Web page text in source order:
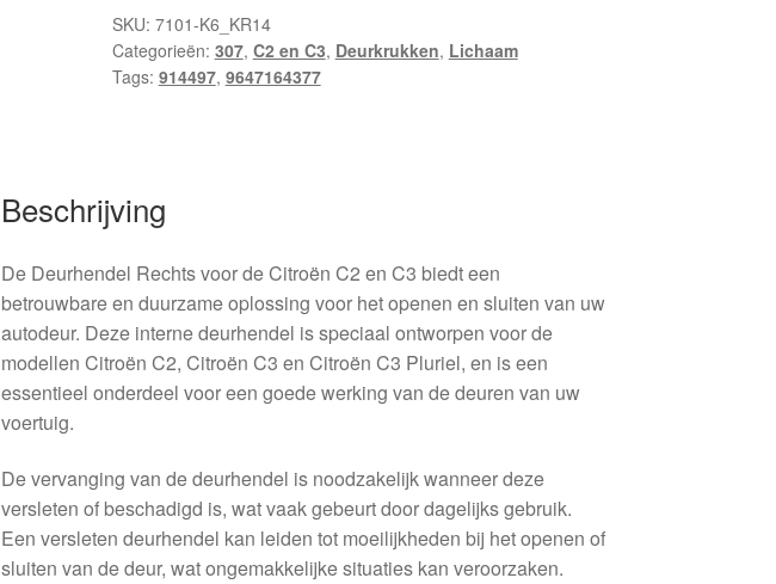
SKU: 7101-K6_KR14
Categorieën: 307, C2 en C3, Deurkrukken, Lichaam
Tags: 914497, 9647164377
Beschrijving
De Deurhendel Rechts voor de Citroën C2 en C3 biedt een
betrouwbare en duurzame oplossing voor het openen en sluiten van uw
autodeur. Deze interne deurhendel is speciaal ontworpen voor de
modellen Citroën C2, Citroën C3 en Citroën C3 Pluriel, en is een
essentieel onderdeel voor een goede werking van de deuren van uw
voertuig.
De vervanging van de deurhendel is noodzakelijk wanneer deze
versleten of beschadigd is, wat vaak gebeurt door dagelijks gebruik.
Een versleten deurhendel kan leiden tot moeilijkheden bij het openen of
sluiten van de deur, wat ongemakkelijke situaties kan veroorzaken.